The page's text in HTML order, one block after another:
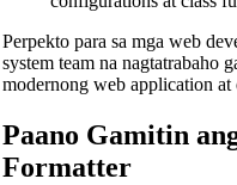
Vue Beautifier
SCSS Beautifier
JSON Beautifier
XML Beautifier
YAML Beautifier
Perpekto para sa mga web
system team na nagtatrabaho
modernong web application at
Paano Gamitin
Formatter